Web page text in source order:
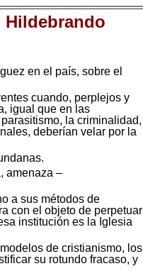
Hildebrando
en el país, sobre el
cuando, perplejos y
igual que en las
la criminalidad,
deberían velar por la
amenaza –
a sus métodos de
con el objeto de perpetuar
institución es la Iglesia
de cristianismo, los
su rotundo fracaso, y